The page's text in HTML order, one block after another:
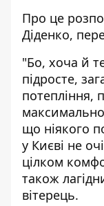
Про це
Діденко,
"Бо, хоча й
підросте,
потепління,
що ніякого
у Києві не
цілком
також
вітерець.